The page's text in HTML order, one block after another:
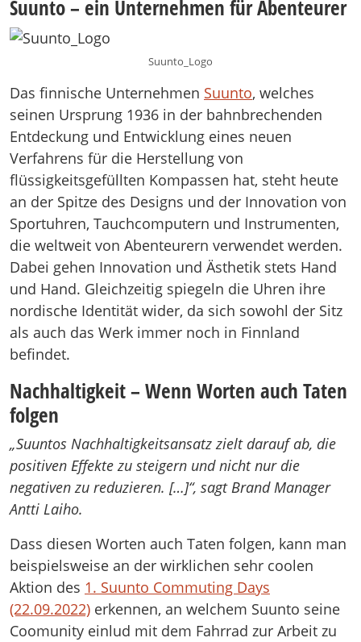
Suunto – ein Unternehmen für Abenteurer
Suunto_Logo
Das finnische Unternehmen Suunto, welches
seinen Ursprung 1936 in der bahnbrechenden
Entdeckung und Entwicklung eines neuen
Verfahrens für die Herstellung von
flüssigkeitsgefüllten Kompassen hat, steht heute
an der Spitze des Designs und der Innovation von
Sportuhren, Tauchcomputern und Instrumenten,
die weltweit von Abenteurern verwendet werden.
Dabei gehen Innovation und Ästhetik stets Hand
und Hand. Gleichzeitig spiegeln die Uhren ihre
nordische Identität wider, da sich sowohl der Sitz
als auch das Werk immer noch in Finnland
befindet.
Nachhaltigkeit – Wenn Worten auch Taten
folgen
„Suuntos Nachhaltigkeitsansatz zielt darauf ab, die
positiven Effekte zu steigern und nicht nur die
negativen zu reduzieren. […]“, sagt Brand Manager
Antti Laiho.
Dass diesen Worten auch Taten folgen, kann man
beispielsweise an der wirklichen sehr coolen
Aktion des 1. Suunto Commuting Days
(22.09.2022) erkennen, an welchem Suunto seine
Coomunity einlud mit dem Fahrrad zur Arbeit zu